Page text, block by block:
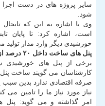
سایر پروژه های در دست اجرا
شود.
خورشیدی دیگر وارد مدار تولید
پنل های ساخت داخل ۲۰ درصد از نیاز ما را حل می کند
برخی از پنل های خورشیدی
کارشناسان می گویند ساخت
صرفه اقتصادی ندارد بدین
نیاز مورد نیاز ما را تامین می
امر گذاشته و می گوید: پنل